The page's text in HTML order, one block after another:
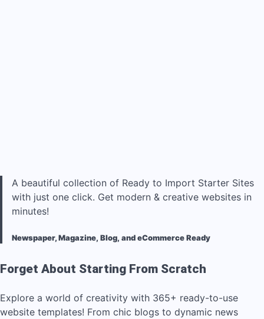
A beautiful collection of Ready to Import Starter Sites
with just one click. Get modern & creative websites in
minutes!
Newspaper, Magazine, Blog, and eCommerce Ready
Forget About Starting From Scratch
Explore a world of creativity with 365+ ready-to-use
website templates! From chic blogs to dynamic news